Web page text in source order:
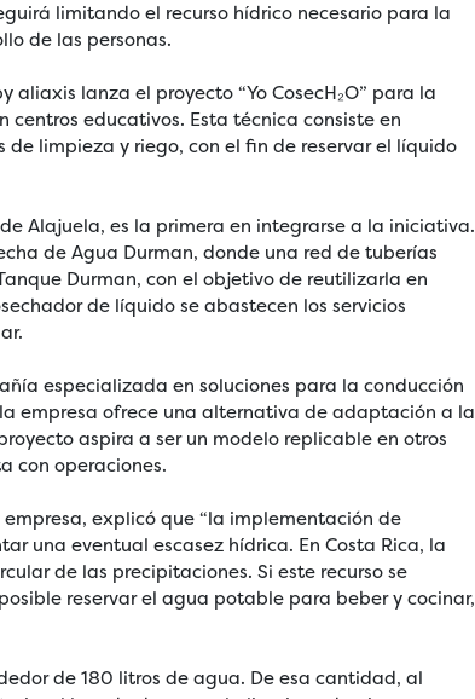
limitando el recurso hídrico necesario para la
de las personas.
lanza el proyecto “Yo CosecH₂O” para la
educativos. Esta técnica consiste en
limpieza y riego, con el fin de reservar el líquido
Alajuela, es la primera en integrarse a la iniciativa.
de Agua Durman, donde una red de tuberías
Durman, con el objetivo de reutilizarla en
de líquido se abastecen los servicios
especializada en soluciones para la conducción
la empresa ofrece una alternativa de adaptación a la
aspira a ser un modelo replicable en otros
con operaciones.
explicó que “la implementación de
una eventual escasez hídrica. En Costa Rica, la
de las precipitaciones. Si este recurso se
reservar el agua potable para beber y cocinar,
de 180 litros de agua. De esa cantidad, al